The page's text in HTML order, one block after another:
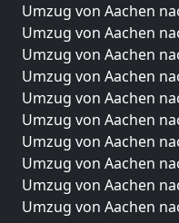
Umzug von Aachen
Umzug von Aachen
Umzug von Aachen
Umzug von Aachen
Umzug von Aachen
Umzug von Aachen
Umzug von Aachen
Umzug von Aachen
Umzug von Aachen
Umzug von Aachen